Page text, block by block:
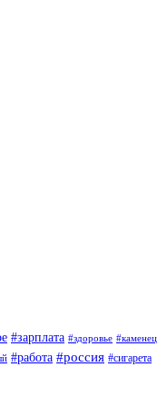
#зарплата #здоровье #каменец
#работа #россия #сигарета